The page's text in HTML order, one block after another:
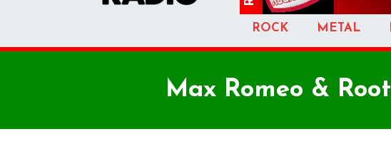
ROCK METAL
Max Romeo &